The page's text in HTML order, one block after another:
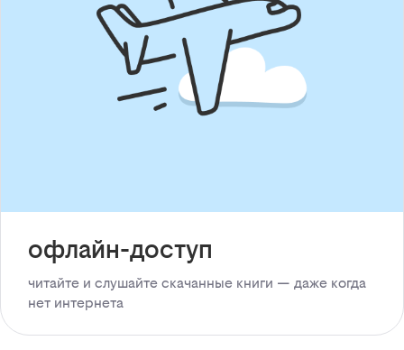
офлайн-доступ
читайте и слушайте скачанные книги — даже когда
нет интернета